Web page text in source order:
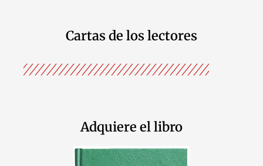
Cartas de los lectores
Adquiere el libro